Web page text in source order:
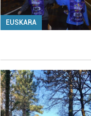
EUSKARA